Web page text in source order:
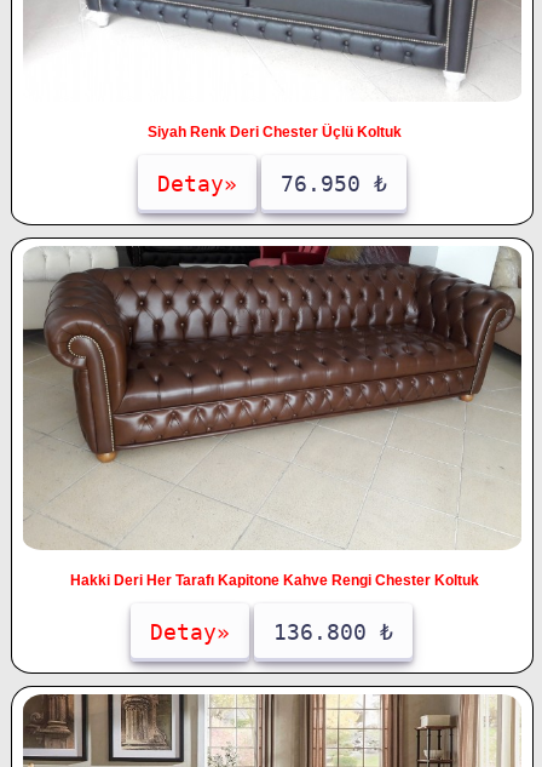
Siyah Renk Deri Chester Üçlü Koltuk
Detay» 76.950 ₺
Hakki Deri Her Tarafı Kapitone Kahve Rengi Chester Koltuk
Detay» 136.800 ₺